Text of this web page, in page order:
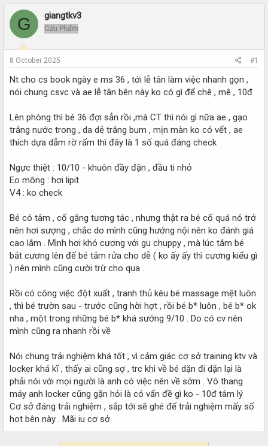
e
d
a
r
e
r
t
d
G giangtkv3
Cửu Phẩm
8 October 2025 #1
Nt cho cs book ngày e ms 36 , tới lễ tân làm việc nhanh gọn ,
nói chung csvc và ae lễ tân bên này ko có gì để chê , mê , 10đ
Lên phòng thì bé 36 đợi sẳn rồi ,mà CT thì nói gì nữa ae , gạo
trắng nước trong , da dẻ trắng bum , mịn màn ko có vết , ae
thích dựa dẫm rờ rẩm thì đây là 1 số quá đáng check
Ngực thiệt : 10/10 - khuôn đầy đặn , đầu ti nhỏ
Eo mông : hơi lipit
V4 : ko check
Bé có tâm , cố gắng tương tác , nhưng thật ra bé cố quá nó trở
nên hơi sượng , chắc do mình cũng hướng nội nên ko đánh giá
cao lắm . Mình hơi khó cương với gu chuppy , mà lúc tắm bé
bắt cương lên để bé tắm rửa cho dễ ( ko ấy ấy thì cương kiểu gì
) nên mình cũng cười trừ cho qua .
Rồi có công việc đột xuất , tranh thủ kêu bé massage mệt luôn
, thì bé trườn sau - trước cũng hời hợt , rồi bé b* luôn , bé b* ok
nha , một trong những bé b* khá sướng 9/10 . Do có cv nên
mình cũng ra nhanh rồi về
Nói chung trải nghiệm khá tốt , vì cảm giác cơ sở training ktv và
locker khá kĩ , thấy ai cũng sợ , trc khi về bé dặn đi dặn lại là
phải nói với mọi người là anh có việc nên về sớm . Vô thang
máy anh locker cũng gặn hỏi là có vấn đề gì ko - 10đ tâm lý
Cơ sở đáng trải nghiệm , sắp tới sẽ ghé để trải nghiệm mấy số
hot bên này . Mãi iu cơ sở